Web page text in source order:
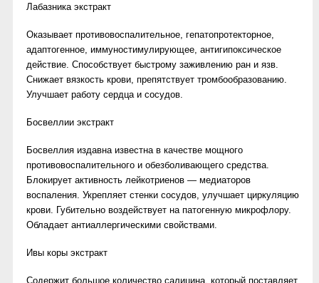
Лабазника экстракт
Оказывает противовоспалительное, гепатопротекторное,
адаптогенное, иммуностимулирующее, антигипоксическое
действие. Способствует быстрому заживлению ран и язв.
Снижает вязкость крови, препятствует тромбообразованию.
Улучшает работу сердца и сосудов.
Босвеллии экстракт
Босвеллия издавна известна в качестве мощного
противовоспалительного и обезболивающего средства.
Блокирует активность лейкотриенов — медиаторов
воспаления. Укрепляет стенки сосудов, улучшает циркуляцию
крови. Губительно воздействует на патогенную микрофлору.
Обладает антиаллергическими свойствами.
Ивы коры экстракт
Содержит большое количество салицина, который поставляет